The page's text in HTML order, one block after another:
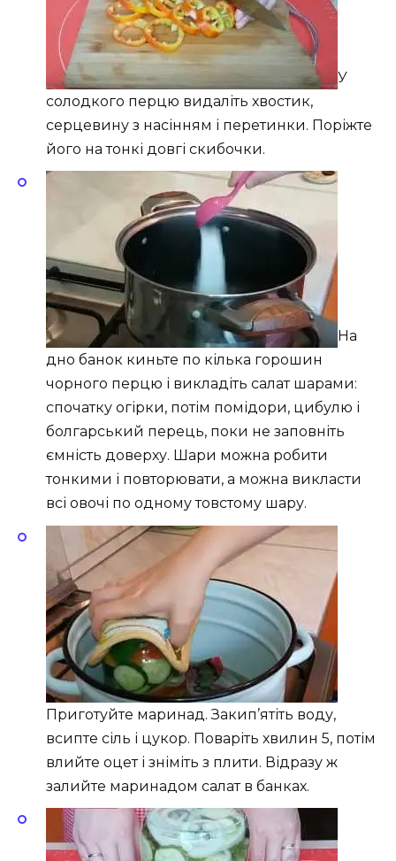
У
солодкого перцю видаліть хвостик,
серцевину з насінням і перетинки. Поріжте
його на тонкі довгі скибочки.
На
дно банок киньте по кілька горошин
чорного перцю і викладіть салат шарами:
спочатку огірки, потім помідори, цибулю і
болгарський перець, поки не заповніть
ємність доверху. Шари можна робити
тонкими і повторювати, а можна викласти
всі овочі по одному товстому шару.
Приготуйте маринад. Закип’ятіть воду,
всипте сіль і цукор. Поваріть хвилин 5, потім
влийте оцет і зніміть з плити. Відразу ж
залийте маринадом салат в банках.